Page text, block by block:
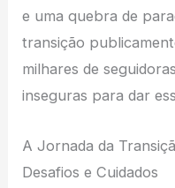
e uma quebra de
transição
milhares de
inseguras para dar
A Jornada da
Desafios e Cuidados